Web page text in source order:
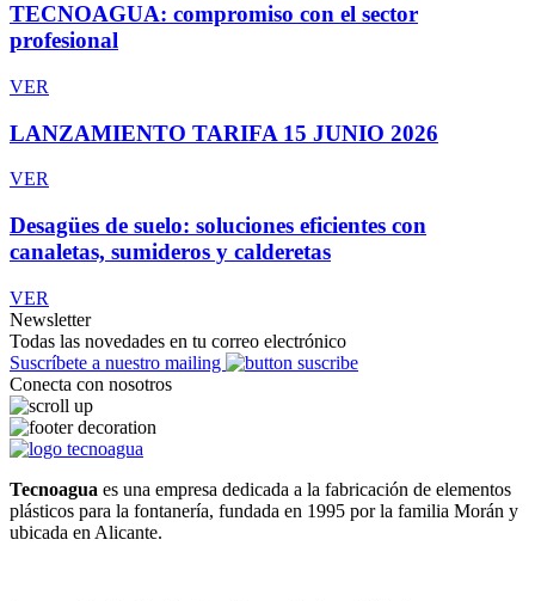
TECNOAGUA: compromiso con el sector
profesional
VER
LANZAMIENTO TARIFA 15 JUNIO 2026
VER
Desagües de suelo: soluciones eficientes con
canaletas, sumideros y calderetas
VER
Newsletter
Todas las novedades en tu correo electrónico
Suscríbete a nuestro mailing
Conecta con nosotros
Tecnoagua es una empresa dedicada a la fabricación de elementos
plásticos para la fontanería, fundada en 1995 por la familia Morán y
ubicada en Alicante.